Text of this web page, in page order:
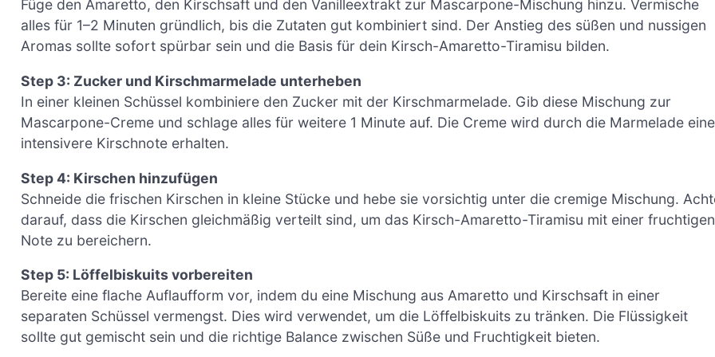
Füge den Amaretto, den Kirschsaft und den Vanilleextrakt zur Mascarpone-Mischung hinzu. Vermische
alles für 1–2 Minuten gründlich, bis die Zutaten gut kombiniert sind. Der Anstieg des süßen und nussigen
Aromas sollte sofort spürbar sein und die Basis für dein Kirsch-Amaretto-Tiramisu bilden.
Step 3: Zucker und Kirschmarmelade unterheben
In einer kleinen Schüssel kombiniere den Zucker mit der Kirschmarmelade. Gib diese Mischung zur
Mascarpone-Creme und schlage alles für weitere 1 Minute auf. Die Creme wird durch die Marmelade eine
intensivere Kirschnote erhalten.
Step 4: Kirschen hinzufügen
Schneide die frischen Kirschen in kleine Stücke und hebe sie vorsichtig unter die cremige Mischung.
darauf, dass die Kirschen gleichmäßig verteilt sind, um das Kirsch-Amaretto-Tiramisu mit einer fruchtigen
Note zu bereichern.
Step 5: Löffelbiskuits vorbereiten
Bereite eine flache Auflaufform vor, indem du eine Mischung aus Amaretto und Kirschsaft in einer
separaten Schüssel vermengst. Dies wird verwendet, um die Löffelbiskuits zu tränken. Die Flüssigkeit
sollte gut gemischt sein und die richtige Balance zwischen Süße und Fruchtigkeit bieten.